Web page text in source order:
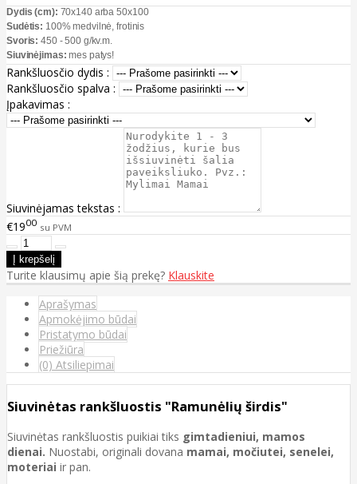
Dydis (cm): 70x140 arba 50x100
Sudėtis: 100% medvilnė, frotinis
Svoris: 450 - 500 g/kv.m.
Siuvinėjimas: mes patys!
Rankšluosčio dydis :
Rankšluosčio spalva :
Įpakavimas :
Siuvinėjamas tekstas :
€1900 su PVM
Turite klausimų apie šią prekę? Klauskite
Aprašymas
Apmokėjimo būdai
Pristatymo būdai
Priežiūra
(0) Atsiliepimai
Siuvinėtas rankšluostis "Ramunėlių širdis"
Siuvinėtas rankšluostis puikiai tiks gimtadieniui, mamos
dienai. Nuostabi, originali dovana mamai, močiutei, senelei,
moteriai ir pan.